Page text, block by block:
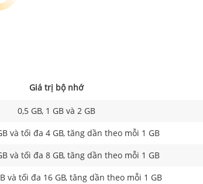
Giá trị bộ nhớ
0,5 GB, 1 GB và 2 GB
và tối đa 4 GB, tăng dần theo mỗi 1 GB
và tối đa 8 GB, tăng dần theo mỗi 1 GB
và tối đa 16 GB, tăng dần theo mỗi 1 GB